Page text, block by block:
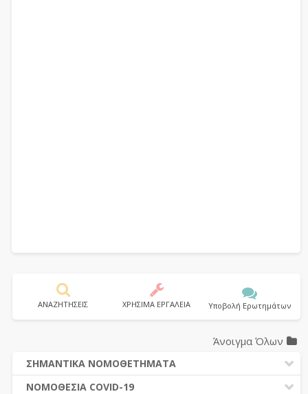
ΑΝΑΖΗΤΗΣΕΙΣ ΧΡΗΣΙΜΑ ΕΡΓΑΛΕΙΑ Υποβολή Ερωτημάτων
Άνοιγμα Όλων
ΣΗΜΑΝΤΙΚΑ ΝΟΜΟΘΕΤΗΜΑΤΑ
ΔΗΜΟΣΙΕΣ ΣΥΜΒΑΣΕΙΣ (Ν. 4412/2016)
ΝΟΜΟΘΕΣΙΑ COVID-19